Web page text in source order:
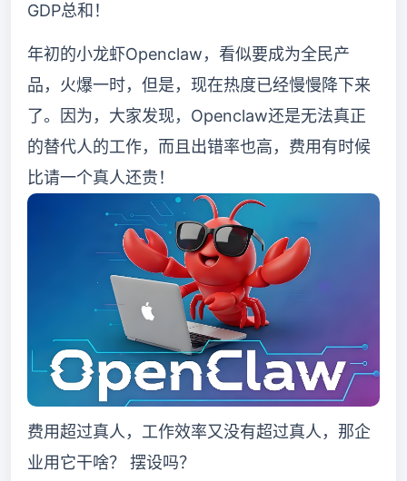
GDP总和！
年初的小龙虾Openclaw，看似要成为全民产
品，火爆一时，但是，现在热度已经慢慢降下来
了。因为，大家发现，Openclaw还是无法真正
的替代人的工作，而且出错率也高，费用有时候
比请一个真人还贵！
费用超过真人，工作效率又没有超过真人，那企
业用它干啥？ 摆设吗？